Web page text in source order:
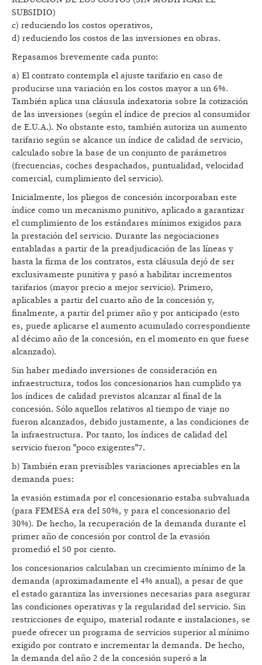
SUBSIDIO)
c) reduciendo los costos operativos,
d) reduciendo los costos de las inversiones en obras.
Repasamos brevemente cada punto:
a) El contrato contempla el ajuste tarifario en caso de
producirse una variación en los costos mayor a un 6%.
También aplica una cláusula indexatoria sobre la cotización
de las inversiones (según el índice de precios al consumidor
de E.U.A.). No obstante esto, también autoriza un aumento
tarifario según se alcance un índice de calidad de servicio,
calculado sobre la base de un conjunto de parámetros
(frecuencias, coches despachados, puntualidad, velocidad
comercial, cumplimiento del servicio).
Inicialmente, los pliegos de concesión incorporaban este
índice como un mecanismo punitivo, aplicado a garantizar
el cumplimiento de los estándares mínimos exigidos para
la prestación del servicio. Durante las negociaciones
entabladas a partir de la preadjudicación de las líneas y
hasta la firma de los contratos, esta cláusula dejó de ser
exclusivamente punitiva y pasó a habilitar incrementos
tarifarios (mayor precio a mejor servicio). Primero,
aplicables a partir del cuarto año de la concesión y,
finalmente, a partir del primer año y por anticipado (esto
es, puede aplicarse el aumento acumulado correspondiente
al décimo año de la concesión, en el momento en que fuese
alcanzado).
Sin haber mediado inversiones de consideración en
infraestructura, todos los concesionarios han cumplido ya
los índices de calidad previstos alcanzar al final de la
concesión. Sólo aquellos relativos al tiempo de viaje no
fueron alcanzados, debido justamente, a las condiciones de
la infraestructura. Por tanto, los índices de calidad del
servicio fueron "poco exigentes"7.
b) También eran previsibles variaciones apreciables en la
demanda pues:
la evasión estimada por el concesionario estaba subvaluada
(para FEMESA era del 50%, y para el concesionario del
30%). De hecho, la recuperación de la demanda durante el
primer año de concesión por control de la evasión
promedió el 50 por ciento.
los concesionarios calculaban un crecimiento mínimo de la
demanda (aproximadamente el 4% anual), a pesar de que
el estado garantiza las inversiones necesarias para asegurar
las condiciones operativas y la regularidad del servicio. Sin
restricciones de equipo, material rodante e instalaciones, se
puede ofrecer un programa de servicios superior al mínimo
exigido por contrato e incrementar la demanda. De hecho,
la demanda del año 2 de la concesión superó a la